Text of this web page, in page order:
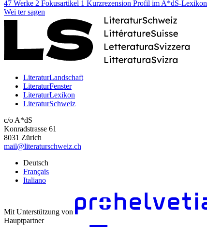
47 Werke 2 Fokusartikel 1 Kurzrezension Profil im A*dS-Lexikon
Wei ter sagen
LiteraturLandschaft
LiteraturFenster
LiteraturLexikon
LiteraturSchweiz
c/o A*dS
Konradstrasse 61
8031 Zürich
mail@literaturschweiz.ch
Deutsch
Français
Italiano
Mit Unterstützung von
Hauptpartner